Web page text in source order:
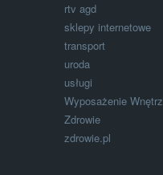
rtv agd
sklepy internetowe
transport
uroda
usługi
Wyposażenie Wnętrz
Zdrowie
zdrowie.pl